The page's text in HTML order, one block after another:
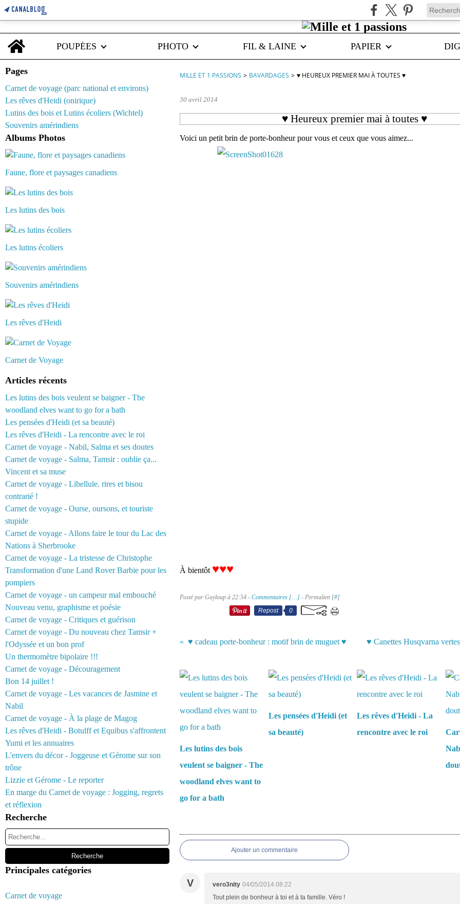
Home
POUPÉES
PHOTO FIL & LAINE PAPIER
Pages
Carnet de voyage (parc national et environs)
Les rêves d'Heidi (onirique)
Lutins des bois et Lutins écoliers (Wichtel)
Souvenirs amérindiens
Albums Photos
Faune, flore et paysages canadiens
Les lutins des bois
Les lutins écoliers
Souvenirs amérindiens
Les rêves d'Heidi
Carnet de Voyage
Articles récents
Les lutins des bois veulent se baigner - The
woodland elves want to go for a bath
Les pensées d'Heidi (et sa beauté)
Les rêves d'Heidi - La rencontre avec le roi
Carnet de voyage - Nabil, Salma et ses doutes
Carnet de voyage - Salma, Tamsir : oublie ça...
Vincent et sa muse
Carnet de voyage - Libellule. rires et bisou
contrarié !
Carnet de voyage - Ourse, oursons, et touriste
stupide
Carnet de voyage - Allons faire le tour du Lac des
Nations à Sherbrooke
Carnet de voyage - La tristesse de Christophe
Transformation d'une Land Rover Barbie pour les
pompiers
Carnet de voyage - un campeur mal embouché
Nouveau venu, graphisme et poésie
Carnet de voyage - Critiques et guérison
Carnet de voyage - Du nouveau chez Tamsir +
l'Odyssée et un bon prof
Un thermomètre bipolaire !!!
Carnet de voyage - Découragement
Bon 14 juillet !
Carnet de voyage - Les vacances de Jasmine et
Nabil
Carnet de voyage - À la plage de Magog
Les rêves d'Heidi - Botulff et Equibus s'affrontent
Yumi et les annuaires
L'envers du décor - Joggeuse et Gérome sur son
trône
Lizzie et Gérome - Le reporter
En marge du Carnet de voyage : Jogging, regrets
et réflexion
Recherche
Principales catégories
Carnet de voyage
MILLE ET 1 PASSIONS > BAVARDAGES > ♥ HEUREUX PREMIER MAI À TOUTES ♥
30 avril 2014
♥ Heureux premier mai à toutes ♥
Voici un petit brin de porte-bonheur pour vous et ceux que vous aimez...
À bientôt ♥♥♥
Posté par Guyloup à 22:54 - Commentaires […] - Permalien [#]
Repost
0
♥ cadeau porte-bonheur : motif brin de muguet ♥ ♥ Canettes Husqvarna
Les lutins des bois
veulent se baigner - The
woodland elves want to
go for a bath
Les pensées d'Heidi (et
sa beauté)
Les rêves d'Heidi - La
rencontre avec le roi
Ajouter un commentaire
V vero3nity 04/05/2014 08:22
Tout plein de bonheur à toi et à ta famille. Véro !